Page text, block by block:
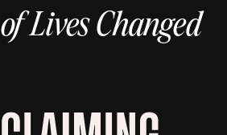
ofLives Changed